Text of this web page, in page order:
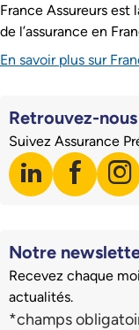
France Assureurs
de l’assurance en
En savoir plus sur
Retrouvez-nous
Suivez Assurance
linkedin
Visiter notre
Visiter
Notre
Recevez chaque
actualités.
Champs du
*champs